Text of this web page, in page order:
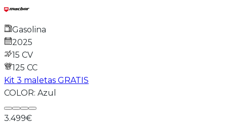
Gasolina
2025
15 CV
125 CC
Kit 3 maletas GRATIS
COLOR: Azul
3.499€